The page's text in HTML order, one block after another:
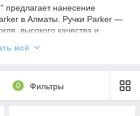
предлагает нанесение
в Алматы. Ручки Parker —
высокого качества и
Parker с логотипом:
подарок—
и клиентов.
всё
0 Фильтры